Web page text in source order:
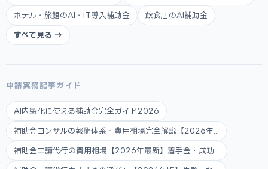
ホテル・旅館のAI・IT導入補助金 飲食店のAI補助金
すべて見る →
申請実務記事ガイド
AI内製化に使える補助金完全ガイド2026
補助金コンサルの報酬体系・費用相場完全解説【2026年...
補助金申請代行の費用相場【2026年最新】着手金・成功...